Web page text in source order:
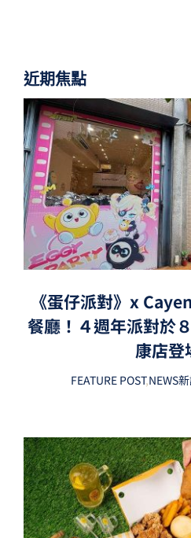
近期焦點
《蛋仔派對》x
餐廳！４週年派對於
康店登
FEATURE POST,NEWS